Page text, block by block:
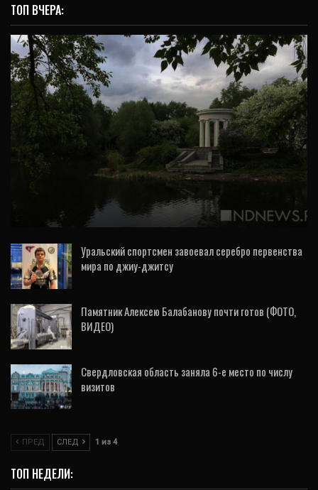
ТОП ВЧЕРА:
ОБЩЕСТВО
На этнофестивале «Стороны Света»
выступят фолк-группы «Отава Ё», «Оберег»
и…
Уральский спортсмен завоевал серебро первенства
мира по джиу-джитсу
Памятник Алексею Балабанову почти готов (ФОТО,
ВИДЕО)
Свердловская область заняла 6-е место по числу
визитов
ПРЕД СЛЕД 1 из 4
ТОП НЕДЕЛИ: